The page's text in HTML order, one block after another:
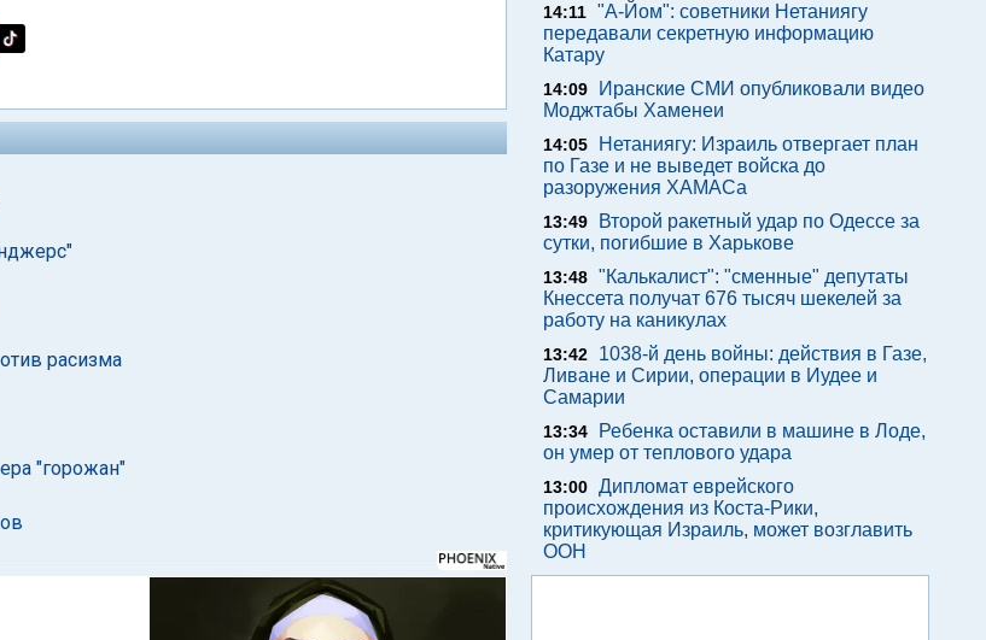
расизма
"горожан"
14:11 "А-Йом": советники Нетаниягу
передавали секретную информацию
Катару
14:09
Иранские СМИ опубликовали видео
Моджтабы Хаменеи
14:05
Нетаниягу: Израиль отвергает план
по Газе и не выведет войска до
разоружения ХАМАСа
13:49
Второй ракетный удар по Одессе за
сутки, погибшие в Харькове
13:48 "Калькалист": "сменные" депутаты
Кнессета получат 676 тысяч шекелей за
работу на каникулах
13:42
1038-й день войны: действия в Газе,
Ливане и Сирии, операции в Иудее и
Самарии
13:34
Ребенка оставили в машине в Лоде,
он умер от теплового удара
13:00 Дипломат еврейского
происхождения из Коста-Рики,
критикующая Израиль, может возглавить
ООН